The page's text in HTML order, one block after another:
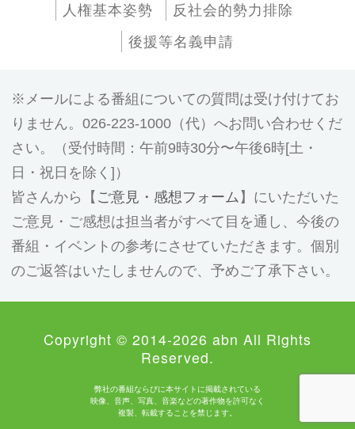
人権基本姿勢
反社会的勢力排除
後援等名義申請
メールによる番組についての質問は受け付けてお
りません。026-223-1000（代）へお問い合わせくだ
さい。（受付時間：午前9時30分〜午後6時[土・
日・祝日を除く]）
皆さんから【 ご意見・感想フォーム 】にいただいた
ご意見・ご感想は担当者がすべて目を通し、今後の
番組・イベントの参考にさせていただきます。個別
のご返答はいたしませんので、予めご了承下さい。
Copyright © 2014-2026 abn All Rights
Reserved.
弊社の番組ならびに本サイトに掲載されている
映像、音声、写真、音楽などの著作物を許可なく
複製、転載することを禁じます。